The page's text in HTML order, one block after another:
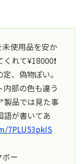
使用品を安か
れて¥18000❗️
、偽物ぽい。
部の色も違う
品では見た事
語が書いてあ
7PLU53pkIS
ー